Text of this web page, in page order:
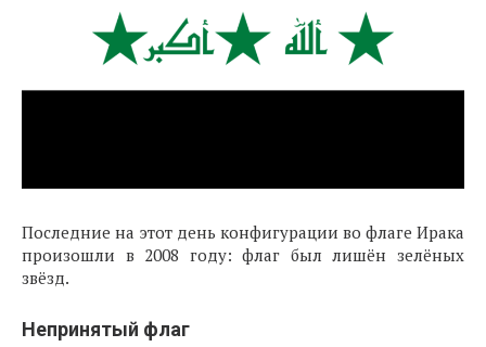
Последние на этот день конфигурации во флаге Ирака
произошли в 2008 году: флаг был лишён зелёных
звёзд.
Непринятый флаг